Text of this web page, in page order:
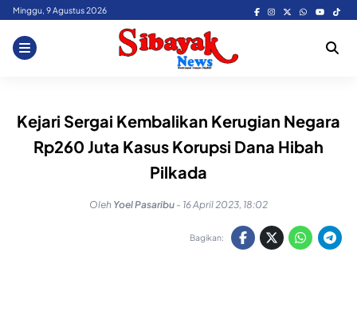
Skip
content
Minggu, 9 Agustus 2026
Kejari Sergai Kembalikan Kerugian Negara
Rp260 Juta Kasus Korupsi Dana Hibah
Pilkada
Oleh Yoel Pasaribu - 16 April 2023, 18:02
Bagikan: